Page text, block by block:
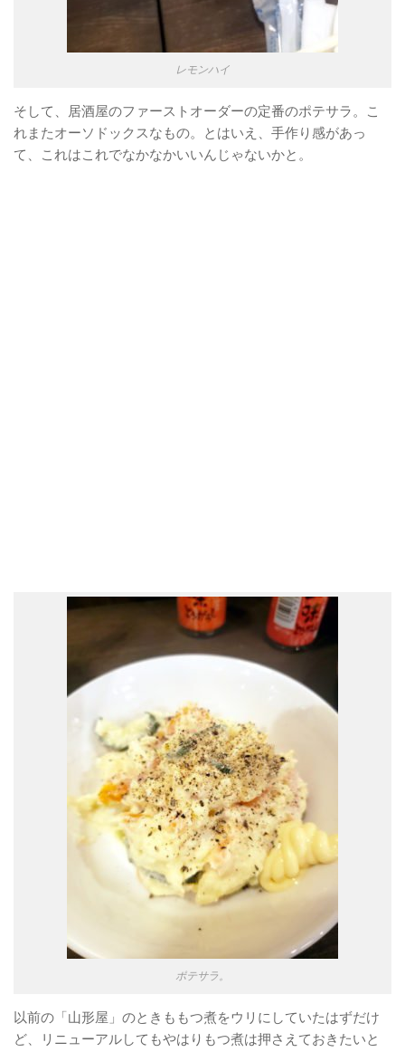
レモンハイ
そして、居酒屋のファーストオーダーの定番のポテサラ。こ
れまたオーソドックスなもの。とはいえ、手作り感があっ
て、これはこれでなかなかいいんじゃないかと。
ポテサラ。
以前の「山形屋」のときももつ煮をウリにしていたはずだけ
ど、リニューアルしてもやはりもつ煮は押さえておきたいと